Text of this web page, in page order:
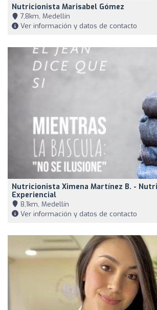
Nutricionista Marisabel Gómez
7,8km, Medellín
Ver información y datos de contacto
Nutricionista Ximena Martínez B. -
Experiencial
8,1km, Medellín
Ver información y datos de contacto